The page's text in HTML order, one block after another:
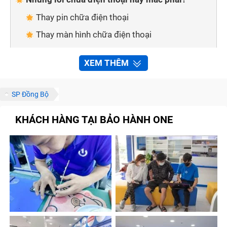
Thay pin chữa điện thoại
Thay màn hình chữa điện thoại
Thay vỏ chữa điện thoại
An tâm về dịch vụ khi sửa chữa chữa điện thoại
tại Trung Tâm Bảo Hành One
Sửa chữa nhanh chóng, tiện lợi
Linh kiện đảm bảo chất lượng
Đội ngũ nhân viên giàu kinh nghiệm
Chế độ bảo hành chính hãng
Chính sách vận chuyển thuận tiện
XEM THÊM
SP Đồng Bộ
KHÁCH HÀNG TẠI BẢO HÀNH ONE